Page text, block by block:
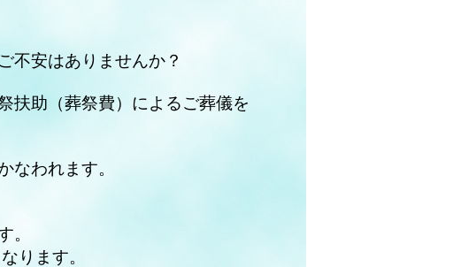
不安はありませんか？
扶助（葬祭費）によるご葬儀を
なわれます。
。
ります。